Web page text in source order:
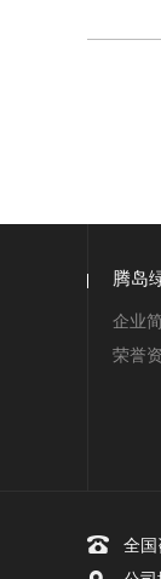
腾岛
企业
荣誉
全国